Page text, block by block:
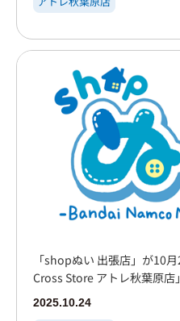
「shopぬい 出張店」が10
Cross Store アトレ秋葉原店
2025.10.24